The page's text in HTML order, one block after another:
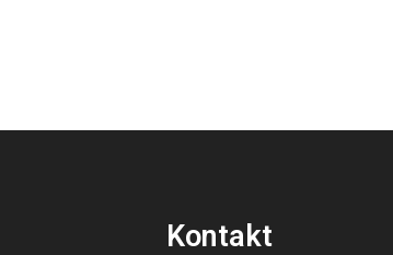
Kontakt